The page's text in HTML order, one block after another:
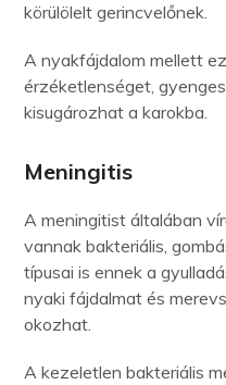
körülölelt gerincvelőnek.
A nyakfájdalom mellett
érzéketlenséget,
kisugározhat a karokba.
Meningitis
A meningitist általában
vannak bakteriális,
típusai is ennek a
nyaki fájdalmat és
okozhat.
A kezeletlen bakteriális